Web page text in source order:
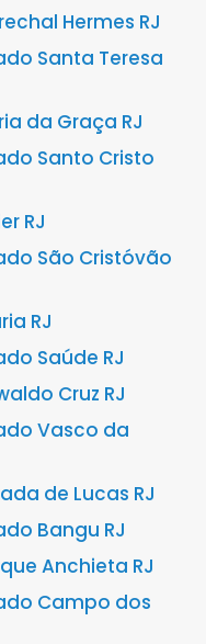
Hermes RJ
Santa Teresa
da Graça RJ
Santo Cristo
RJ
São Cristóvão
RJ
Saúde RJ
Cruz RJ
Vasco da
de Lucas RJ
Bangu RJ
Anchieta RJ
Campo dos